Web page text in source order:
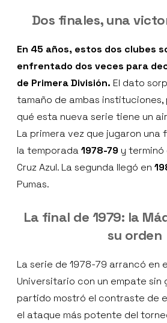
Dos finales, una
En 45 años, estos dos clubes
enfrentado dos veces para
de Primera División. El dato
tamaño de ambas
qué esta nueva serie tiene un
La primera vez que jugaron una
la temporada1978-79 y
Cruz Azul. La segunda llegó en
Pumas.
La final de 1979: la
su orden
La serie de 1978-79 arrancó en
Universitario con un empate sin
partido mostró el contraste de
el ataque más potente del